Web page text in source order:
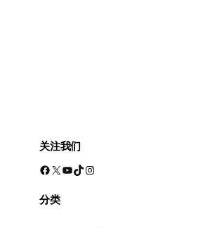
关注我们
Facebook X YouTube TikTok Instagram
分类